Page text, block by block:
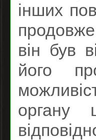
інших
він був
його
органу